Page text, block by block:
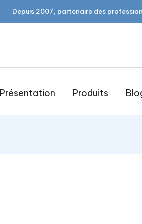
Depuis 2007, partenaire des
Présentation Produits